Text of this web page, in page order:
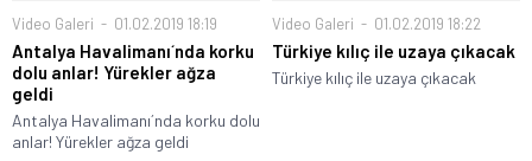
Video Galeri 01.02.2019 18:19
Antalya Havalimanı´nda korku
dolu anlar! Yürekler ağza
geldi
Antalya Havalimanı´nda korku dolu
anlar! Yürekler ağza geldi
Video Galeri 01.02.2019 18:22
Türkiye kılıç ile uzaya çıkacak
Türkiye kılıç ile uzaya çıkacak